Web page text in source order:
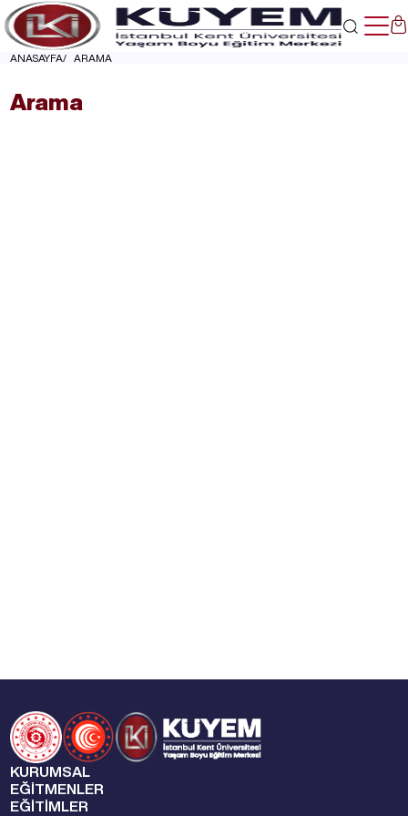
ANASAYFA ARAMA
Arama
KURUMSAL
EĞİTMENLER
EĞİTİMLER